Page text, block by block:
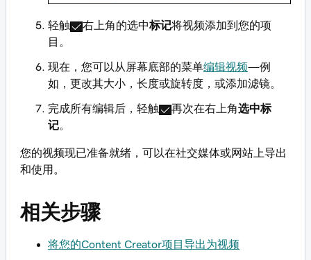
轻触 右上角的选中标记将视频添加到您的项
目。
现在，您可以从屏幕底部的菜单编辑视频—例
如，更改其大小，长度或旋转度，或添加滤镜。
完成所有编辑后，轻触 再次在右上角选中标
记。
您的视频现已准备就绪，可以在社交媒体或网站上导出
和使用。
相关步骤
将您的Content Creator项目导出为视频